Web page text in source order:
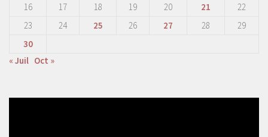
16
17 18 19 20 21
22
23
24 25 26 27 28
29
30
« Juil Oct »